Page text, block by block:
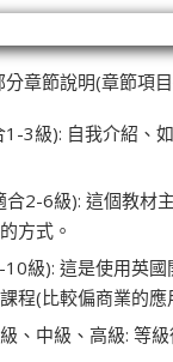
章節說明(章節項
3級): 自我介紹、
合2-6級): 這個教材
方式。
級): 這是使用英國
程(比較偏商業的應
、中級、高級: 等